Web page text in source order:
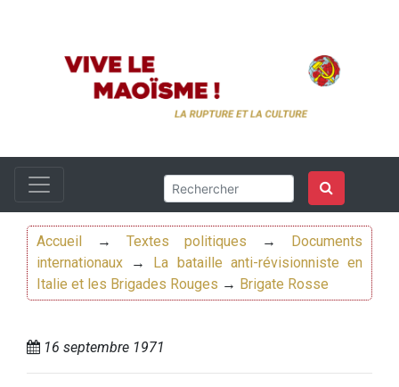
Accueil → Textes politiques →
Documents
internationaux →
La bataille anti-révisionniste en
Italie et les Brigades Rouges → Brigate Rosse
16 septembre 1971